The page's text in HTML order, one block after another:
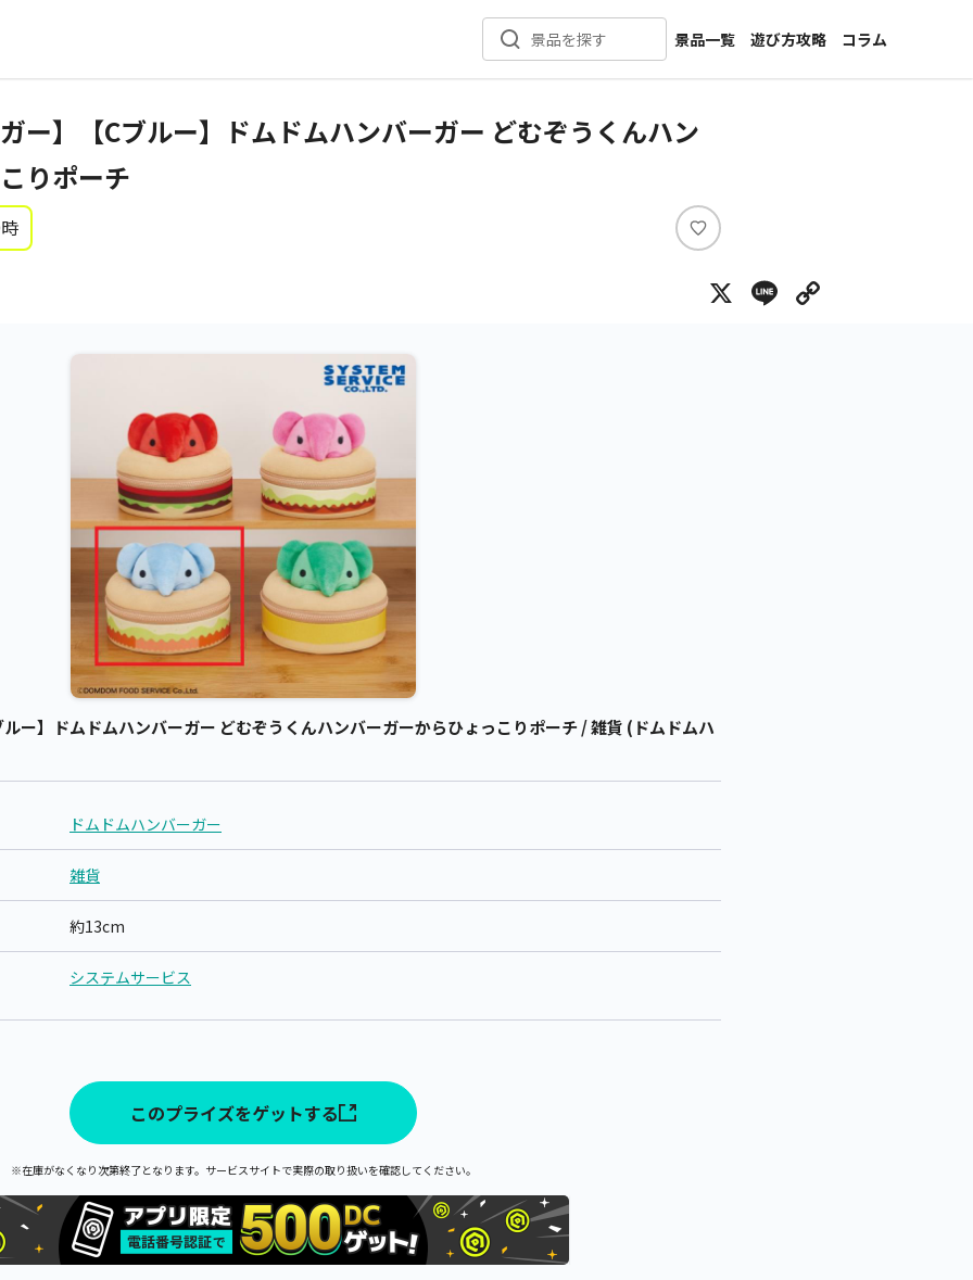
景品を探す
景品一覧
新着景品
遊び方攻略
コラム
インタビュー
ー】【Cブルー】ドムドムハンバーガー どむぞうくんハン
りポーチ
い
ね
X Line
ー】ドムドムハンバーガー どむぞうくんハンバーガーからひょっこりポーチ / 雑貨 (ドムドムハ
ドムドムハンバーガー
雑貨
約13cm
システムサービス
このプライズをゲットする
※在庫がなくなり次第終了となります。サービスサイトで実際の取り扱いを確認してください。